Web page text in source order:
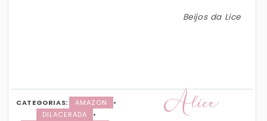
Beijos da Lice
Alice
CATEGORIAS: AMAZON
•
DILACERADA
•